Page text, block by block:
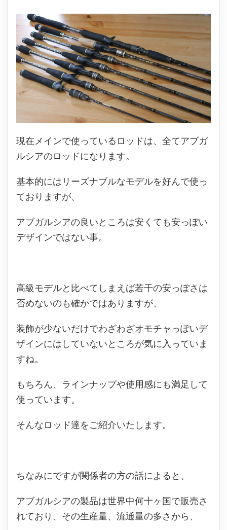
現在メインで使っているロッドは、全てアブガ
ルシアのロッドになります。
基本的にはリーズナブルなモデルを好んで使っ
ておりますが、
アブガルシアの良いところは安くても安っぽい
デザインではない事。
高級モデルと比べてしまえば若干の安っぽさは
否めないのも確かではありますが、
装飾が少ないだけでわざわざオモチャっぽいデ
ザインにはしていないところが気に入っていま
すね。
もちろん、ラインナップや使用感にも満足して
使っています。
そんなロッド達をご紹介いたします。
ちなみにですが関係者の方の話によると、
アブガルシアの製品は世界中何十ヶ国で販売さ
れており、その生産量、流通量の多さから、